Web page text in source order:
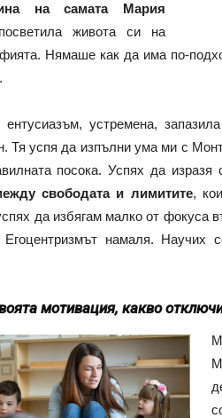
на самата Мария
живота си на
Нямаше как да има по-
ентусиазъм, устремена,
Тя успя да изпълни ума ми с
посока. Успях да
свободата и лимитите,
да избягам малко от фокуса
Егоцентризмът намаля.
мотивация, какво